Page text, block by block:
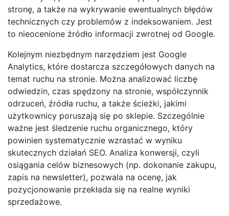
stronę, a także na wykrywanie ewentualnych błędów
technicznych czy problemów z indeksowaniem. Jest
to nieocenione źródło informacji zwrotnej od Google.
Kolejnym niezbędnym narzędziem jest Google
Analytics, które dostarcza szczegółowych danych na
temat ruchu na stronie. Można analizować liczbę
odwiedzin, czas spędzony na stronie, współczynnik
odrzuceń, źródła ruchu, a także ścieżki, jakimi
użytkownicy poruszają się po sklepie. Szczególnie
ważne jest śledzenie ruchu organicznego, który
powinien systematycznie wzrastać w wyniku
skutecznych działań SEO. Analiza konwersji, czyli
osiągania celów biznesowych (np. dokonanie zakupu,
zapis na newsletter), pozwala na ocenę, jak
pozycjonowanie przekłada się na realne wyniki
sprzedażowe.